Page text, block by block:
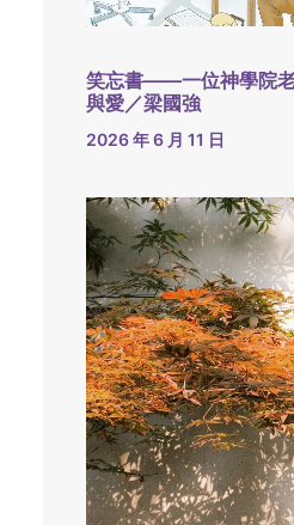
笑忘書——一位神學院
與愛／梁國強
2026 年 6 月 11 日